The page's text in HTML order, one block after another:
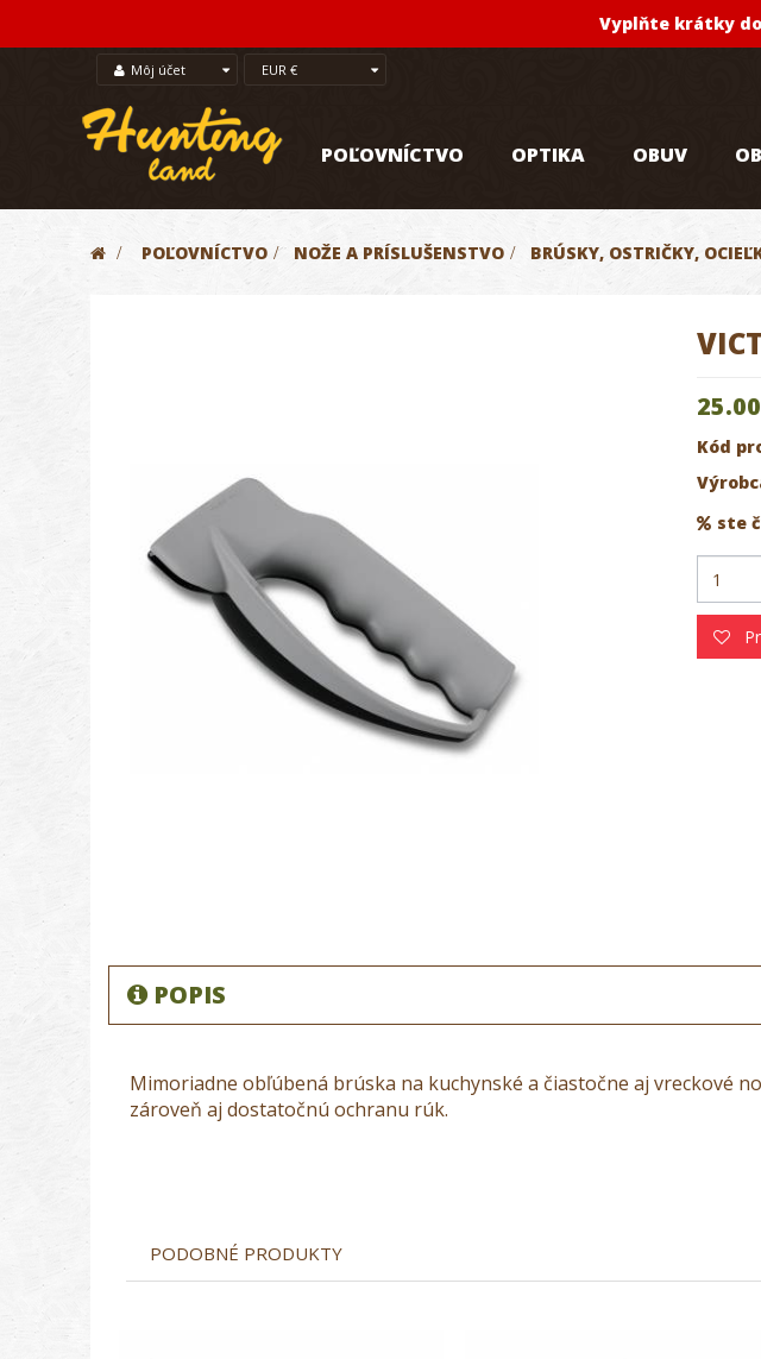
Vyplňte krátky
Môj účet EUR €
POĽOVNÍCTVO OPTIKA OBUV
> POĽOVNÍCTVO > NOŽE A PRÍSLUŠENSTVO > BRÚSKY, OSTRIČKY,
Kód
ste
POPIS
Mimoriadne obľúbená brúska na kuchynské a čiastočne aj vreckové
zároveň aj dostatočnú ochranu rúk.
PODOBNÉ PRODUKTY